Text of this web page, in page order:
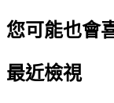
您可能也會
最近檢視